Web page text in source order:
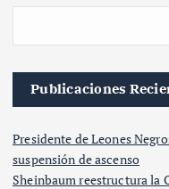
Publicaciones
Presidente de Leones
suspensión de ascenso
Sheinbaum reestructura la